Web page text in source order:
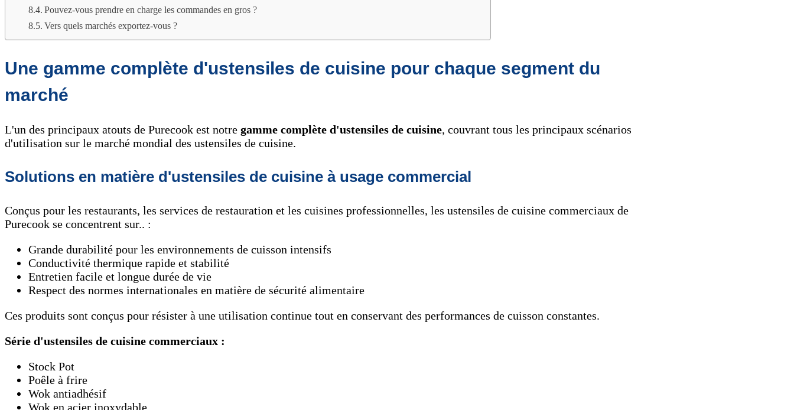
Pouvez-vous prendre en charge les commandes en gros ?
Vers quels marchés exportez-vous ?
Une gamme complète d'ustensiles de cuisine pour chaque segment du
marché
L'un des principaux atouts de Purecook est notre gamme complète d'ustensiles de cuisine, couvrant tous les principaux scénarios
d'utilisation sur le marché mondial des ustensiles de cuisine.
Solutions en matière d'ustensiles de cuisine à usage commercial
Conçus pour les restaurants, les services de restauration et les cuisines professionnelles, les ustensiles de cuisine commerciaux de
Purecook se concentrent sur.. :
Grande durabilité pour les environnements de cuisson intensifs
Conductivité thermique rapide et stabilité
Entretien facile et longue durée de vie
Respect des normes internationales en matière de sécurité alimentaire
Ces produits sont conçus pour résister à une utilisation continue tout en conservant des performances de cuisson constantes.
Série d'ustensiles de cuisine commerciaux :
Stock Pot
Poêle à frire
Wok antiadhésif
Wok en acier inoxydable